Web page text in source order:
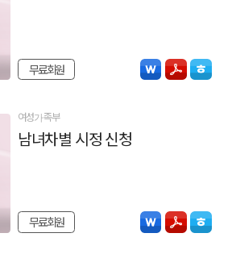
무료회원
여성가족부
남녀차별 시정 신청
무료회원